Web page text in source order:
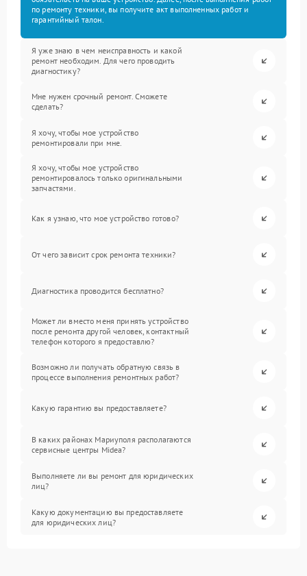
по ремонту техники, вы получите акт выполненных работ и
гарантийный талон.
Я уже знаю в чем неисправность и какой
ремонт необходим. Для чего проводить
диагностику?
Мне нужен срочный ремонт. Сможете
сделать?
Я хочу, чтобы мое устройство
ремонтировали при мне.
Я хочу, чтобы мое устройство
ремонтировалось только оригинальными
запчастями.
Как я узнаю, что мое устройство готово?
От чего зависит срок ремонта техники?
Диагностика проводится бесплатно?
Может ли вместо меня принять устройство
после ремонта другой человек, контактный
телефон которого я предоставлю?
Возможно ли получать обратную связь в
процессе выполнения ремонтных работ?
Какую гарантию вы предоставляете?
В каких районах Мариуполя располагаются
сервисные центры Midea?
Выполняете ли вы ремонт для юридических
лиц?
Какую документацию вы предоставляете
для юридических лиц?